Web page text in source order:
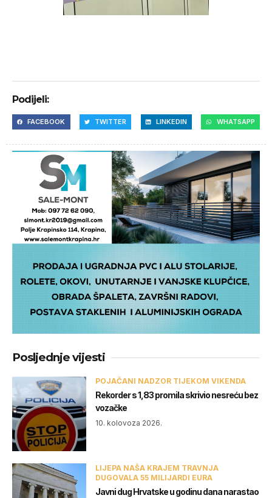
Podijeli:
FACEBOOK TWITTER LINKEDIN WHATSAPP
Posljednje vijesti
POJAČANI NADZOR TIJEKOM VIKENDA
Rekorder s 1,83 promila skrivio nesreću bez
vozačke
10. kolovoza 2026.
LIJEPA NAŠA KRAJEM TRAVNJA
DUGOVALA 55 MILIJARDI EURA
Javni dug Hrvatske u godinu dana narastao